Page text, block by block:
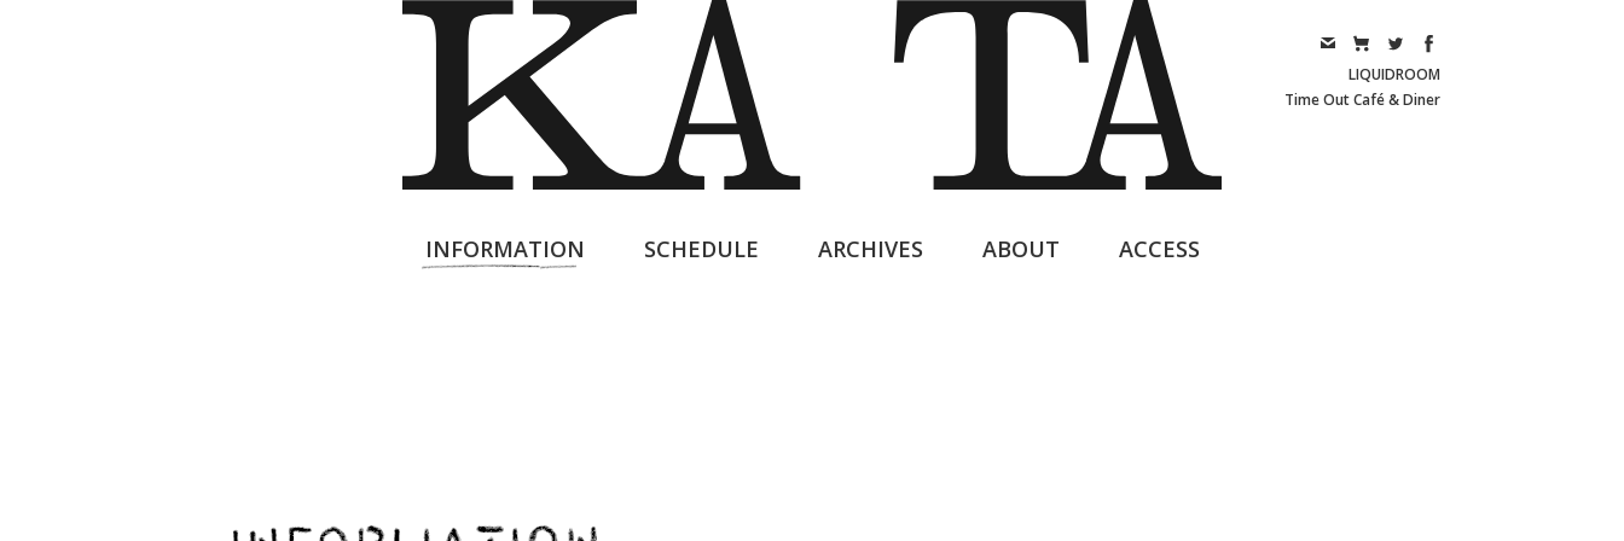
LIQUIDROOM
Time Out Café & Diner
INFORMATION SCHEDULE ARCHIVES ABOUT ACCESS